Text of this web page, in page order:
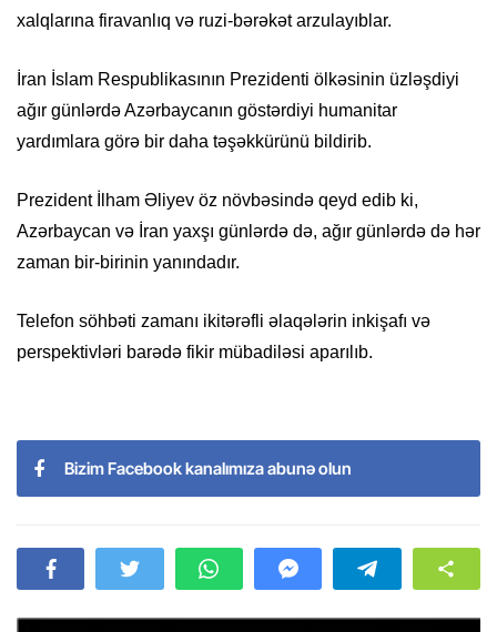
xalqlarına firavanlıq və ruzi-bərəkət arzulayıblar.
İran İslam Respublikasının Prezidenti ölkəsinin üzləşdiyi
ağır günlərdə Azərbaycanın göstərdiyi humanitar
yardımlara görə bir daha təşəkkürünü bildirib.
Prezident İlham Əliyev öz növbəsində qeyd edib ki,
Azərbaycan və İran yaxşı günlərdə də, ağır günlərdə də hər
zaman bir-birinin yanındadır.
Telefon söhbəti zamanı ikitərəfli əlaqələrin inkişafı və
perspektivləri barədə fikir mübadiləsi aparılıb.
Bizim Facebook kanalımıza abunə olun